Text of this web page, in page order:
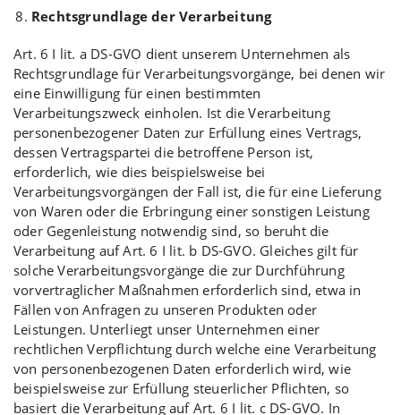
Rechtsgrundlage der Verarbeitung
Art. 6 I lit. a DS-GVO dient unserem Unternehmen als
Rechtsgrundlage für Verarbeitungsvorgänge, bei denen wir
eine Einwilligung für einen bestimmten
Verarbeitungszweck einholen. Ist die Verarbeitung
personenbezogener Daten zur Erfüllung eines Vertrags,
dessen Vertragspartei die betroffene Person ist,
erforderlich, wie dies beispielsweise bei
Verarbeitungsvorgängen der Fall ist, die für eine Lieferung
von Waren oder die Erbringung einer sonstigen Leistung
oder Gegenleistung notwendig sind, so beruht die
Verarbeitung auf Art. 6 I lit. b DS-GVO. Gleiches gilt für
solche Verarbeitungsvorgänge die zur Durchführung
vorvertraglicher Maßnahmen erforderlich sind, etwa in
Fällen von Anfragen zu unseren Produkten oder
Leistungen. Unterliegt unser Unternehmen einer
rechtlichen Verpflichtung durch welche eine Verarbeitung
von personenbezogenen Daten erforderlich wird, wie
beispielsweise zur Erfüllung steuerlicher Pflichten, so
basiert die Verarbeitung auf Art. 6 I lit. c DS-GVO. In